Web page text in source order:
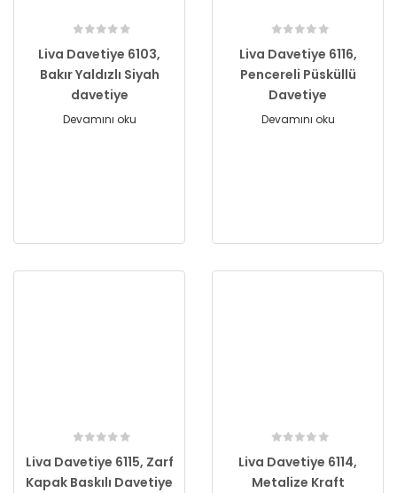
Liva Davetiye 6103,
Bakır Yaldızlı Siyah
davetiye
Devamını oku
Liva Davetiye 6116,
Pencereli Püsküllü
Davetiye
Devamını oku
Liva Davetiye 6115, Zarf
Kapak Baskılı Davetiye
Liva Davetiye 6114,
Metalize Kraft